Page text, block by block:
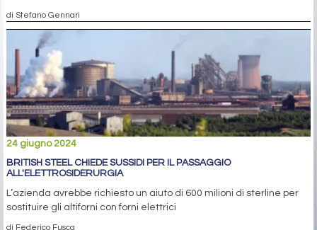
di Stefano Gennari
24 giugno 2024
BRITISH STEEL CHIEDE SUSSIDI PER IL PASSAGGIO
ALL'ELETTROSIDERURGIA
L’azienda avrebbe richiesto un aiuto di 600 milioni di sterline per
sostituire gli altiforni con forni elettrici
di Federico Fusca